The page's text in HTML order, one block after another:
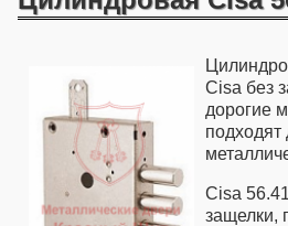
Cisa без
дорогие
подходят
Cisa
защелки,